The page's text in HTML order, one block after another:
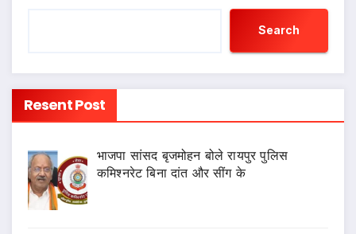
Search
Resent Post
भाजपा सांसद बृजमोहन बोले रायपुर पुलिस
कमिश्नरेट बिना दांत और सींग के